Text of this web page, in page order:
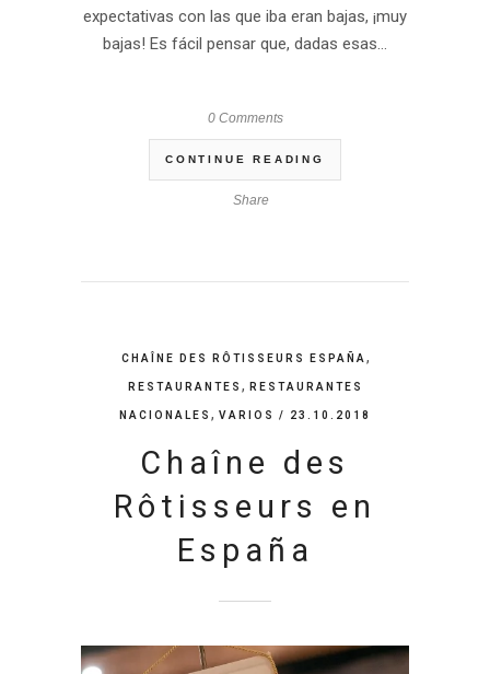
expectativas con las que iba eran bajas, ¡muy
bajas! Es fácil pensar que, dadas esas...
0 Comments
CONTINUE READING
Share
CHAÎNE DES RÔTISSEURS ESPAÑA ,
RESTAURANTES , RESTAURANTES
NACIONALES , VARIOS / 23.10.2018
Chaîne des
Rôtisseurs en
España